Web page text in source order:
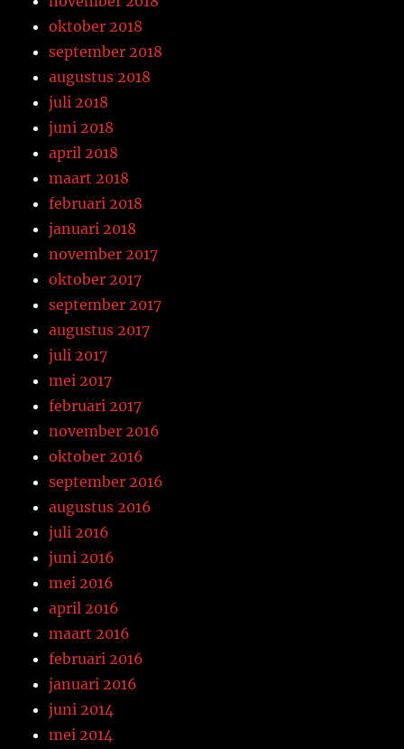
oktober 2018
september 2018
augustus 2018
juli 2018
juni 2018
april 2018
maart 2018
februari 2018
januari 2018
november 2017
oktober 2017
september 2017
augustus 2017
juli 2017
mei 2017
februari 2017
november 2016
oktober 2016
september 2016
augustus 2016
juli 2016
juni 2016
mei 2016
april 2016
maart 2016
februari 2016
januari 2016
juni 2014
mei 2014